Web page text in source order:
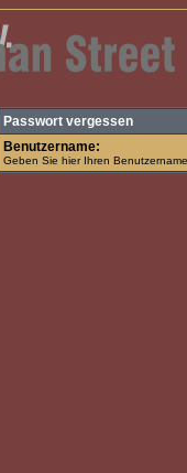
Passwort vergessen
Benutzername:
Geben Sie hier Ihren